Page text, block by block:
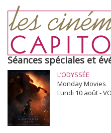
Séances spéciales et
L’ODYSSÉE
Monday Movies
Lundi 10 août -